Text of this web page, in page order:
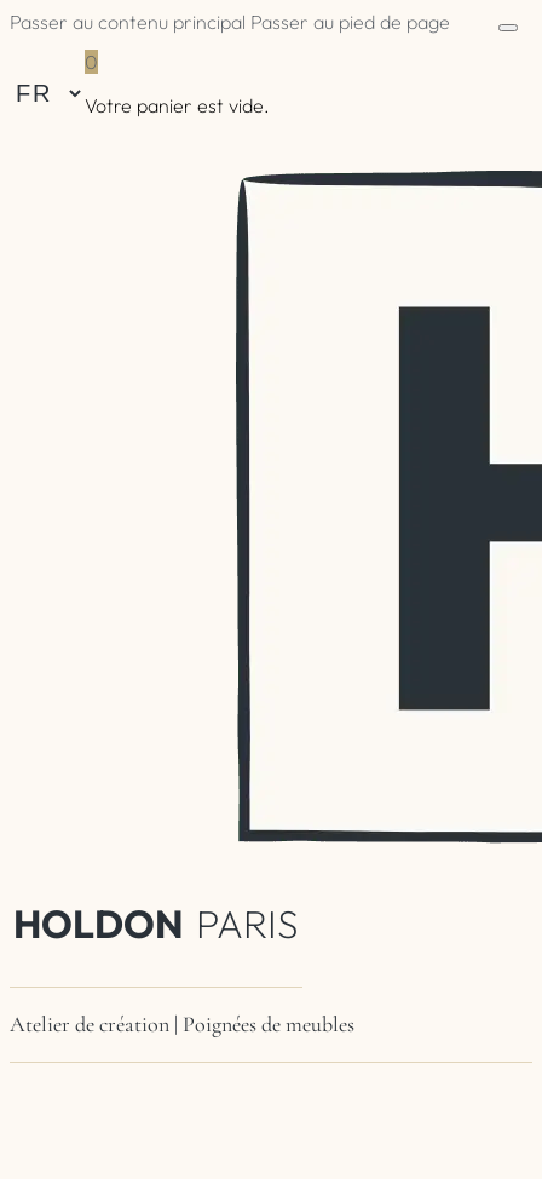
Passer au contenu principal Passer au pied de page
0
Votre panier est vide.
HOLDON PARIS
Atelier de création | Poignées de meubles